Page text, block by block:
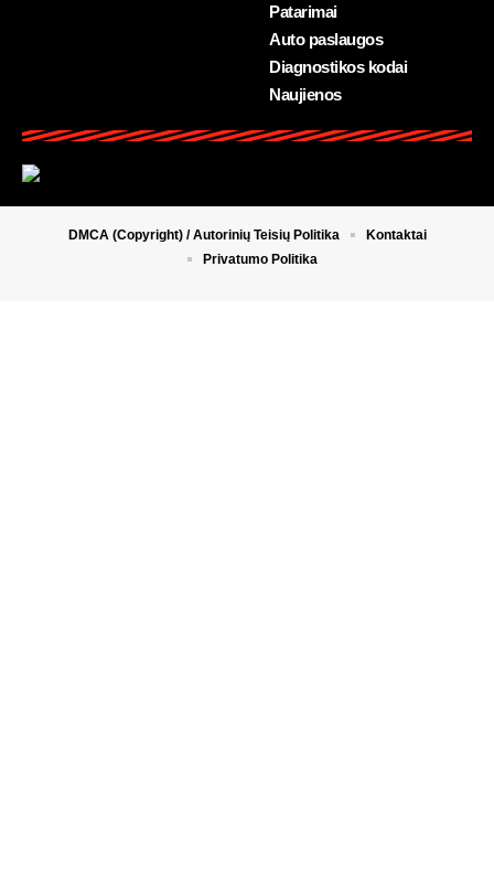
Patarimai
Auto paslaugos
Diagnostikos kodai
Naujienos
DMCA (Copyright) / Autorinių Teisių Politika
Kontaktai
Privatumo Politika